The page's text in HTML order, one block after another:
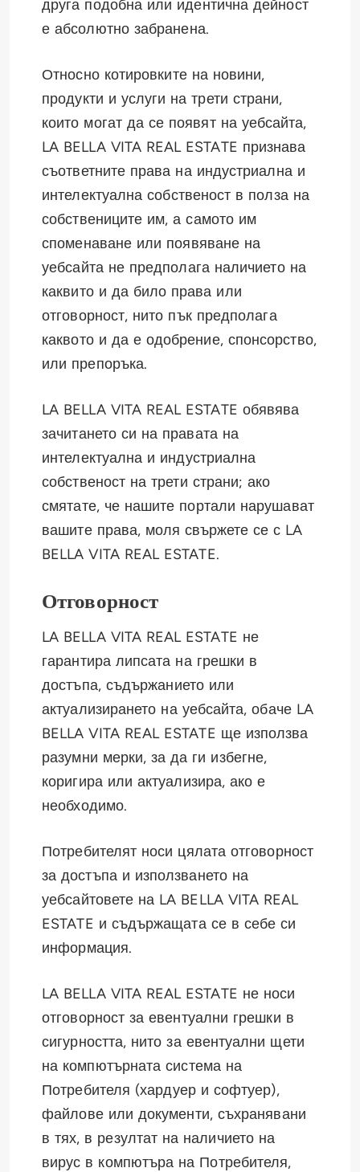
друга подобна или идентична дейност
е абсолютно забранена.
Относно котировките на новини,
продукти и услуги на трети страни,
които могат да се появят на уебсайта,
LA BELLA VITA REAL ESTATE признава
съответните права на индустриална и
интелектуална собственост в полза на
собствениците им, а самото им
споменаване или появяване на
уебсайта не предполага наличието на
каквито и да било права или
отговорност, нито пък предполага
каквото и да е одобрение, спонсорство,
или препоръка.
LA BELLA VITA REAL ESTATE обявява
зачитането си на правата на
интелектуална и индустриална
собственост на трети страни; ако
смятате, че нашите портали нарушават
вашите права, моля свържете се с LA
BELLA VITA REAL ESTATE.
Отговорност
LA BELLA VITA REAL ESTATE не
гарантира липсата на грешки в
достъпа, съдържанието или
актуализирането на уебсайта, обаче LA
BELLA VITA REAL ESTATE ще използва
разумни мерки, за да ги избегне,
коригира или актуализира, ако е
необходимо.
Потребителят носи цялата отговорност
за достъпа и използването на
уебсайтовете на LA BELLA VITA REAL
ESTATE и съдържащата се в себе си
информация.
LA BELLA VITA REAL ESTATE не носи
отговорност за евентуални грешки в
сигурността, нито за евентуални щети
на компютърната система на
Потребителя (хардуер и софтуер),
файлове или документи, съхранявани
в тях, в резултат на наличието на
вирус в компютъра на Потребителя,